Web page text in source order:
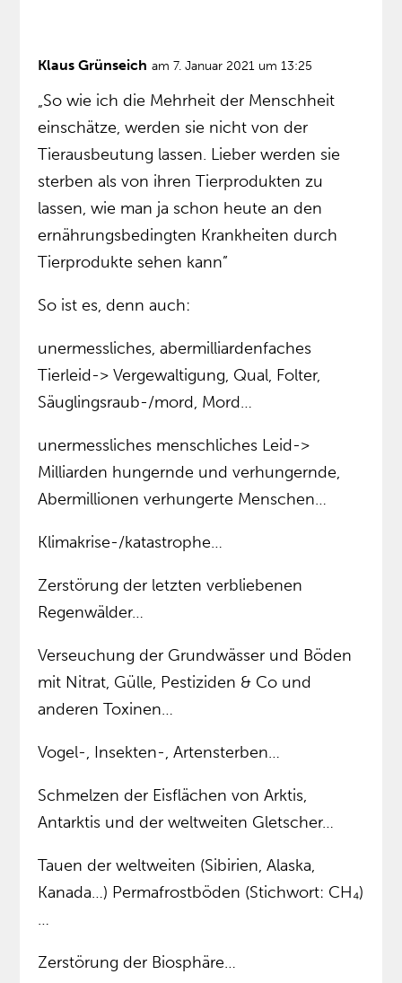
Klaus Grünseich am 7. Januar 2021 um 13:25
„So wie ich die Mehrheit der Menschheit
einschätze, werden sie nicht von der
Tierausbeutung lassen. Lieber werden sie
sterben als von ihren Tierprodukten zu
lassen, wie man ja schon heute an den
ernährungsbedingten Krankheiten durch
Tierprodukte sehen kann”
So ist es, denn auch:
unermessliches, abermilliardenfaches
Tierleid-> Vergewaltigung, Qual, Folter,
Säuglingsraub-/mord, Mord…
unermessliches menschliches Leid->
Milliarden hungernde und verhungernde,
Abermillionen verhungerte Menschen…
Klimakrise-/katastrophe…
Zerstörung der letzten verbliebenen
Regenwälder…
Verseuchung der Grundwässer und Böden
mit Nitrat, Gülle, Pestiziden & Co und
anderen Toxinen…
Vogel-, Insekten-, Artensterben…
Schmelzen der Eisflächen von Arktis,
Antarktis und der weltweiten Gletscher…
Tauen der weltweiten (Sibirien, Alaska,
Kanada…) Permafrostböden (Stichwort: CH₄)
…
Zerstörung der Biosphäre…